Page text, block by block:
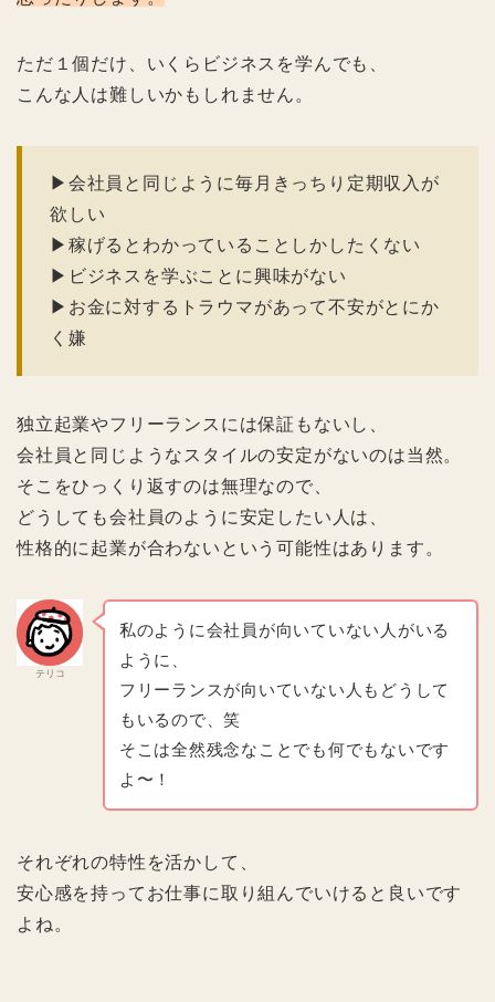
ただ１個だけ、いくらビジネスを学んでも、
こんな人は難しいかもしれません。
▶︎会社員と同じように毎月きっちり定期収入が
欲しい
▶︎稼げるとわかっていることしかしたくない
▶︎ビジネスを学ぶことに興味がない
▶︎お金に対するトラウマがあって不安がとにか
く嫌
独立起業やフリーランスには保証もないし、
会社員と同じようなスタイルの安定がないのは当然。
そこをひっくり返すのは無理なので、
どうしても会社員のように安定したい人は、
性格的に起業が合わないという可能性はあります。
テリコ
私のように会社員が向いていない人がいる
ように、
フリーランスが向いていない人もどうして
もいるので、笑
そこは全然残念なことでも何でもないです
よ〜！
それぞれの特性を活かして、
安心感を持ってお仕事に取り組んでいけると良いです
よね。